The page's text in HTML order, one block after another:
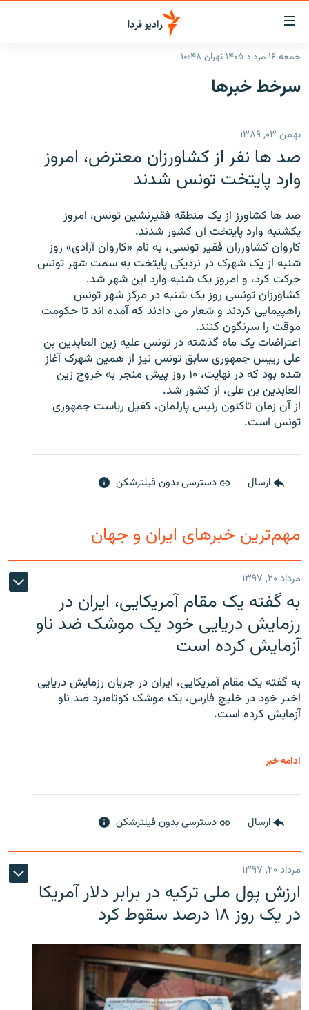
لینک‌های
قابلیت
دسترسی
بازگشت
اصلی
رفتن
صفحه
ایران
انتخاب کنید و بشنوید
فرکانس‌ها
پادکست
گزارش‌های تصویری
گزارش‌های ویدئویی
زنان فردا
English
به ما بپیوندید
زبان‌های دیگر
جمعه ۱۶ مرداد ۱۴۰۵ تهران ۱۰:۴۸
سرخط‌ خبرها
بهمن ۰۳, ۱۳۸۹
صد ها نفر از کشاورزان معترض، امروز
وارد پايتخت تونس شدند
صد ها کشاورز از يک منطقه فقيرنشين تونس، امروز
يکشنبه وارد پايتخت آن کشور شدند.
کاروان کشاورزان فقير تونسی، به نام «کاروان آزادی» روز
شنبه از يک شهرک در نزديکی پايتخت به سمت شهر تونس
حرکت کرد، و امروز يک شنبه وارد اين شهر شد.
کشاورزان تونسی روز يک شنبه در مرکز شهر تونس
راهپيمايی کردند و شعار می دادند که آمده اند تا حکومت
موقت را سرنگون کنند.
اعتراضات يک ماه گذشته در تونس عليه زين العابدين بن
علی رييس جمهوری سابق تونس نيز از همين شهرک آغاز
شده بود که در نهايت، ۱۰ روز پيش منجر به خروج زين
العابدين بن علی، از کشور شد.
از آن زمان تاکنون رئيس پارلمان، کفيل رياست جمهوری
تونس است.
ارسال دسترسی بدون فیلترشکن
مهم‌ترین خبرهای ایران و جهان
مرداد ۲۰, ۱۳۹۷
به گفته یک مقام آمریکایی، ایران در
رزمایش دریایی خود یک موشک ضد ناو
آزمایش کرده است
به گفته یک مقام آمریکایی، ایران در جریان رزمایش دریایی
اخیر خود در خلیج فارس، یک موشک کوتاه‌برد ضد ناو
آزمایش کرده است.
ادامه خبر
ارسال دسترسی بدون فیلترشکن
مرداد ۲۰, ۱۳۹۷
ارزش پول ملی ترکیه در برابر دلار آمریکا
در یک روز ۱۸ درصد سقوط کرد